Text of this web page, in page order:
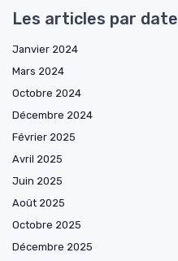
Les articles par date
Janvier 2024
Mars 2024
Octobre 2024
Décembre 2024
Février 2025
Avril 2025
Juin 2025
Août 2025
Octobre 2025
Décembre 2025